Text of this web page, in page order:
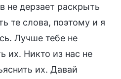
не дерзает раскрыть
те слова, поэтому и я
Лучше тебе не
их. Никто из нас не
их. Давай